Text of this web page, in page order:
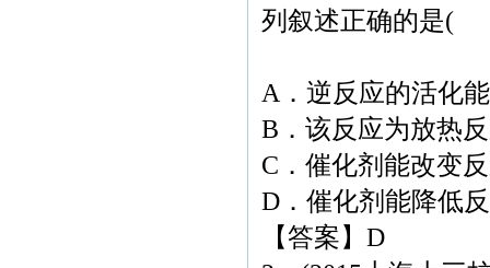
列叙述正确的是
A．逆反应的活化
B．该反应为放热
C．催化剂能改变
D．催化剂能降低
【答案】D